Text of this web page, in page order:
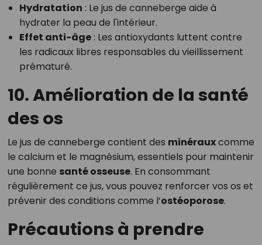
Hydratation : Le jus de canneberge aide à
hydrater la peau de l'intérieur.
Effet anti-âge: Les antioxydants luttent contre
les radicaux libres responsables du vieillissement
prématuré.
10. Amélioration de la santé
des os
Le jus de canneberge contient des minérauxcomme
le calcium et le magnésium, essentiels pour maintenir
une bonne santé osseuse. En consommant
régulièrement ce jus, vous pouvez renforcer vos os et
prévenir des conditions comme l’ostéoporose.
Précautions à prendre